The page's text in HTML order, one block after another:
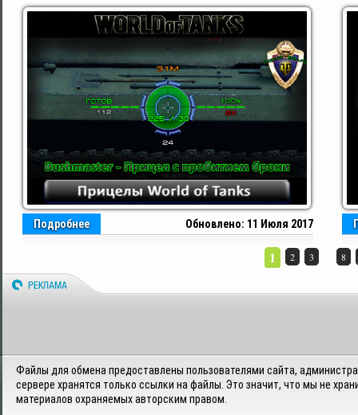
Обновлено: 11 Июля 2017
Подробнее
1 2 3 8
Файлы для обмена предоставлены пользователями сайта,
сервере хранятся только ссылки на файлы. Это значит, что мы не
материалов охраняемых авторским правом.